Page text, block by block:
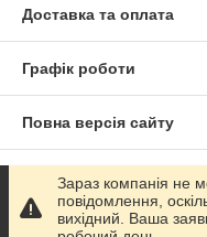
Доставка та оплата
Графік роботи
Повна версія сайту
Сайт створено на
Політика
Зараз компанія не
повідомлення,
вихідний. Ваша